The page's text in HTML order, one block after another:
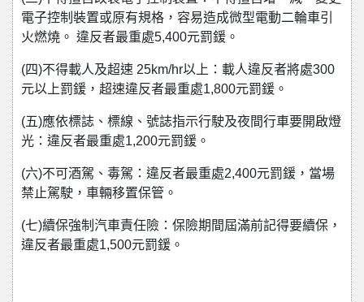
電子控制裝置或原有規格，容易造成微型電動二輪車引
火燃燒。 違反者最重處5,400元罰鍰。
(四)不得載人及超速 25km/hr以上：載人違反者將處300
元以上罰鍰，超速違反者最重處1,800元罰鍰。
(五)應依標誌、標線、號誌指示行駛及夜間行車要開啟燈
光：違反者最重處1,200元罰鍰。
(六)不可酒駕、毒駕：違反者最重處2,400元罰鍰，當場
禁止駕駛，車輛移置保管。
(七)續保強制汽車責任險：保險期間屆滿前記得要續保，
違反者最重處1,500元罰鍰。